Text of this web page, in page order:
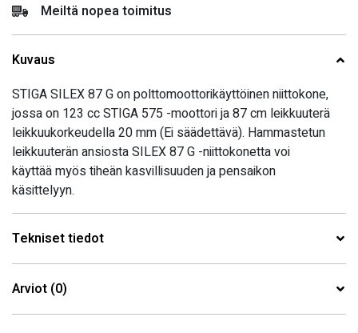
Meiltä nopea toimitus
Kuvaus
STIGA SILEX 87 G on polttomoottorikäyttöinen niittokone,
jossa on 123 cc STIGA 575 -moottori ja 87 cm leikkuuterä
leikkuukorkeudella 20 mm (Ei säädettävä). Hammastetun
leikkuuterän ansiosta SILEX 87 G -niittokonetta voi
käyttää myös tiheän kasvillisuuden ja pensaikon
käsittelyyn.
Tekniset tiedot
Arviot (0)